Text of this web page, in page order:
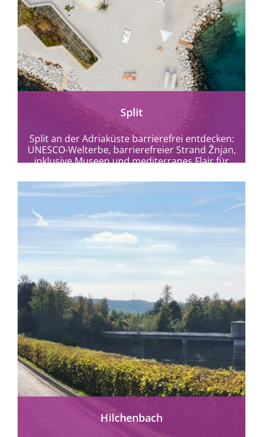
mehr erfahren
Split
Split an der Adriaküste barrierefrei entdecken:
UNESCO-Welterbe, barrierefreier Strand Žnjan,
inklusive Museen und mediterranes Flair für
mehr erfahren
Hilchenbach